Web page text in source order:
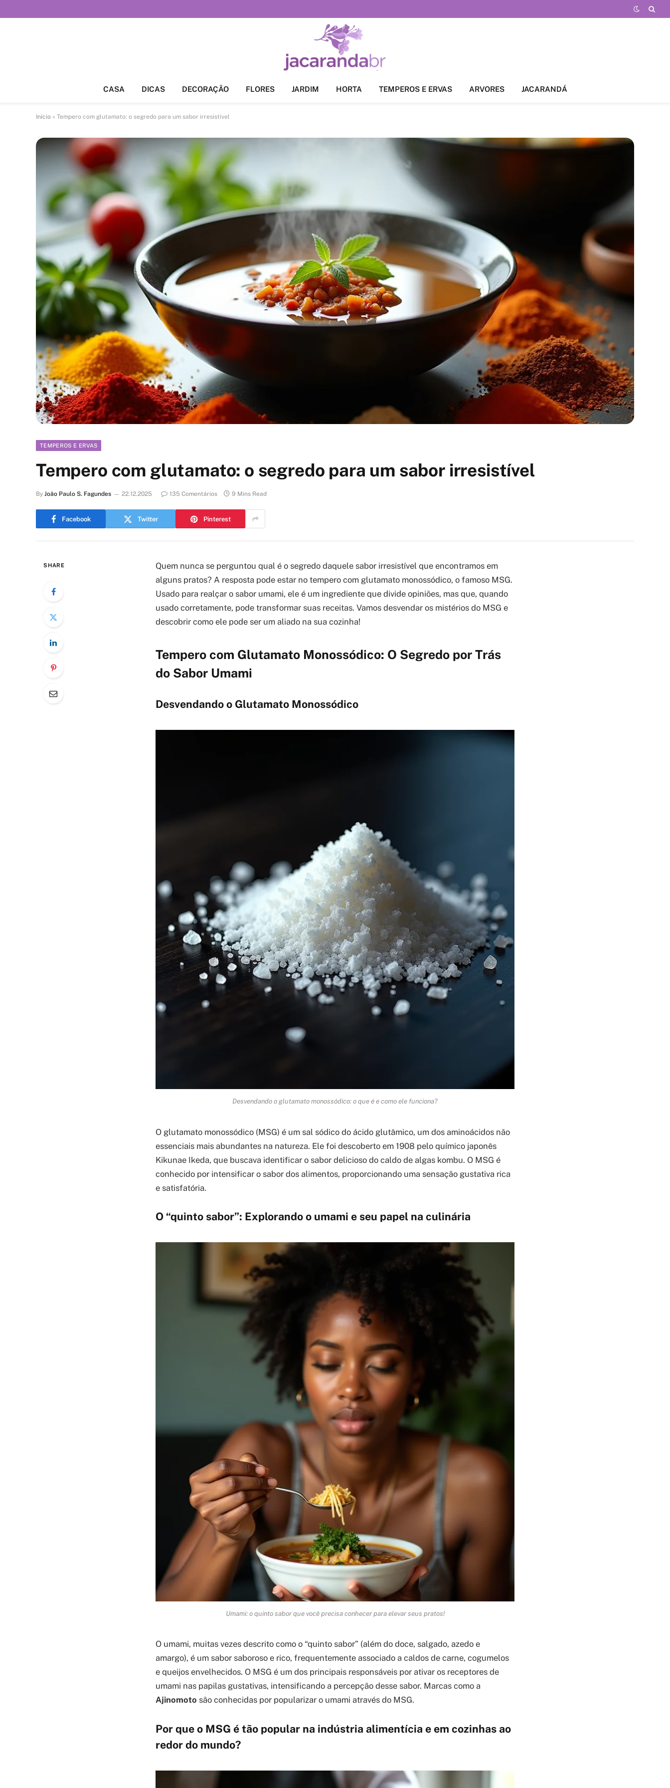
CASA DICAS DECORAÇÃO FLORES JARDIM HORTA TEMPEROS E ERVAS ARVORES JACARANDÁ
Início » Tempero com glutamato: o segredo para um sabor irresistível
TEMPEROS E ERVAS
Tempero com glutamato: o segredo para um sabor irresistível
By João Paulo S. Fagundes 22.12.2025 135 Comentários 9 Mins Read
Facebook Twitter Pinterest
SHARE
Quem nunca se perguntou qual é o segredo daquele sabor irresistível que encontramos em
alguns pratos? A resposta pode estar no tempero com glutamato monossódico, o famoso MSG.
Usado para realçar o sabor umami, ele é um ingrediente que divide opiniões, mas que, quando
usado corretamente, pode transformar suas receitas. Vamos desvendar os mistérios do MSG e
descobrir como ele pode ser um aliado na sua cozinha!
Tempero com Glutamato Monossódico: O Segredo por Trás
do Sabor Umami
Desvendando o Glutamato Monossódico
Desvendando o glutamato monossódico: o que é e como ele funciona?
O glutamato monossódico (MSG) é um sal sódico do ácido glutâmico, um dos aminoácidos não
essenciais mais abundantes na natureza. Ele foi descoberto em 1908 pelo químico japonês
Kikunae Ikeda, que buscava identificar o sabor delicioso do caldo de algas kombu. O MSG é
conhecido por intensificar o sabor dos alimentos, proporcionando uma sensação gustativa rica
e satisfatória.
O “quinto sabor”: Explorando o umami e seu papel na culinária
Umami: o quinto sabor que você precisa conhecer para elevar seus pratos!
O umami, muitas vezes descrito como o “quinto sabor” (além do doce, salgado, azedo e
amargo), é um sabor saboroso e rico, frequentemente associado a caldos de carne, cogumelos
e queijos envelhecidos. O MSG é um dos principais responsáveis por ativar os receptores de
umami nas papilas gustativas, intensificando a percepção desse sabor. Marcas como a
Ajinomoto são conhecidas por popularizar o umami através do MSG.
Por que o MSG é tão popular na indústria alimentícia e em cozinhas ao
redor do mundo?